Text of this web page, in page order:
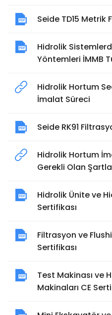
Seide TD15 Metrik
Hidrolik
Yöntemleri İMMB
Hidrolik Hortum
İmalat Süreci
Seide RK91
Hidrolik Hortum
Gerekli Olan
Hidrolik Ünite ve
Sertifikası
Filtrasyon ve
Sertifikası
Test Makinası ve
Makinaları CE